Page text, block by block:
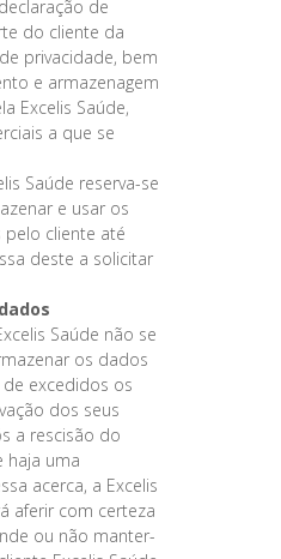
de
do cliente da
privacidade, bem
e armazenagem
Excelis Saúde,
a que se
Saúde reserva-se
e usar os
cliente até
deste a solicitar
Saúde não se
os dados
excedidos os
dos seus
a rescisão do
haja uma
acerca, a Excelis
aferir com certeza
ou não manter-